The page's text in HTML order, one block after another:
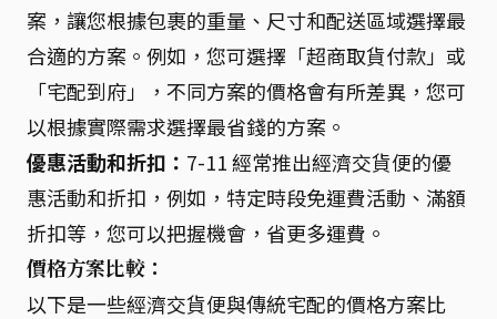
案，讓您根據包裹的重量、尺寸和配送區域選擇最
合適的方案。例如，您可選擇「超商取貨付款」或
「宅配到府」，不同方案的價格會有所差異，您可
以根據實際需求選擇最省錢的方案。
優惠活動和折扣： 7-11 經常推出經濟交貨便的優
惠活動和折扣，例如，特定時段免運費活動、滿額
折扣等，您可以把握機會，省更多運費。
價格方案比較：
以下是一些經濟交貨便與傳統宅配的價格方案比